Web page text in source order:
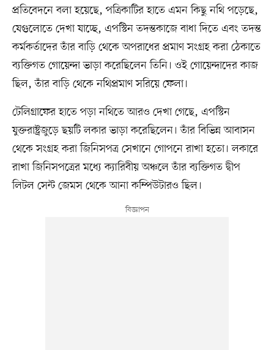
প্রতিবেদনে বলা হয়েছে, পত্রিকাটির হাতে এমন কিছু নথি পড়েছে,
যেগুলোতে দেখা যাচ্ছে, এপস্টিন তদন্তকাজে বাধা দিতে এবং তদন্ত
কর্মকর্তাদের তাঁর বাড়ি থেকে অপরাধের প্রমাণ সংগ্রহ করা ঠেকাতে
ব্যক্তিগত গোয়েন্দা ভাড়া করেছিলেন তিনি। ওই গোয়েন্দাদের কাজ
ছিল, তাঁর বাড়ি থেকে নথিপ্রমাণ সরিয়ে ফেলা।
টেলিগ্রাফের হাতে পড়া নথিতে আরও দেখা গেছে, এপস্টিন
যুক্তরাষ্ট্রজুড়ে ছয়টি লকার ভাড়া করেছিলেন। তাঁর বিভিন্ন আবাসন
থেকে সংগ্রহ করা জিনিসপত্র সেখানে গোপনে রাখা হতো। লকারে
রাখা জিনিসপত্রের মধ্যে ক্যারিবীয় অঞ্চলে তাঁর ব্যক্তিগত দ্বীপ
লিটল সেন্ট জেমস থেকে আনা কম্পিউটারও ছিল।